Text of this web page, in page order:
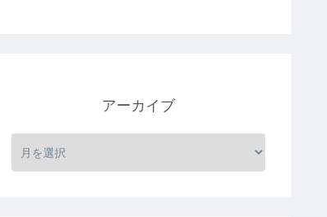
アーカイブ